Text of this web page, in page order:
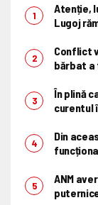
Atenție,
Lugoj
Conflict
bărbat
În plină
curentul
Din
ANM